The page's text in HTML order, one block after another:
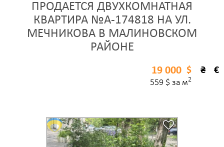
ПРОДАЕТСЯ ДВУХКОМНАТНАЯ
КВАРТИРА №A-174818 НА УЛ.
МЕЧНИКОВА В МАЛИНОВСКОМ
РАЙОНЕ
$ ₴ €
19 000
559 $ за м2